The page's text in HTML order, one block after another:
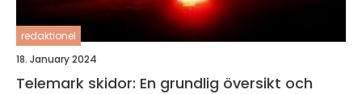
redaktionel
18. January 2024
Telemark skidor: En grundlig översikt och